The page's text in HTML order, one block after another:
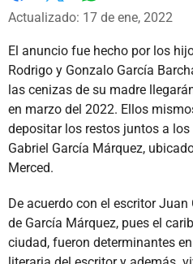
Facebook
X
Actualizado: 17 de ene, 2022
El anuncio fue hecho por los
Rodrigo y Gonzalo García
las cenizas de su madre
en marzo del 2022. Ellos
depositar los restos juntos a los
Gabriel García Márquez,
Merced.
De acuerdo con el escritor
de García Márquez, pues el
ciudad, fueron determinantes